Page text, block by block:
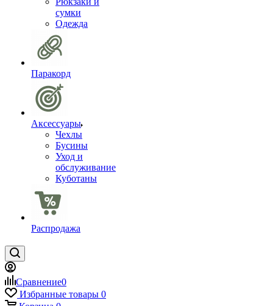
сумки
Одежда
Паракорд
Аксессуары
Чехлы
Бусины
Уход и
обслуживание
Куботаны
Распродажа
Сравнение0
Избранные товары 0